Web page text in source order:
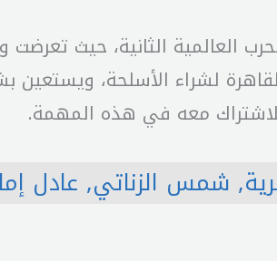
العالمية الثانية، حيث
لشراء الأسلحة،
معه في هذه المهمة.
, شمس الزناتي, عادل